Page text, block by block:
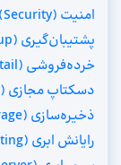
امنیت (Security)
پشتیبان‌گیری (Backup)
خرده‌فروشی (Retail)
دسکتاپ مجازی (DaaS)
ذخیره‌سازی (Storage)
رایانش ابری (Cloud Computing)